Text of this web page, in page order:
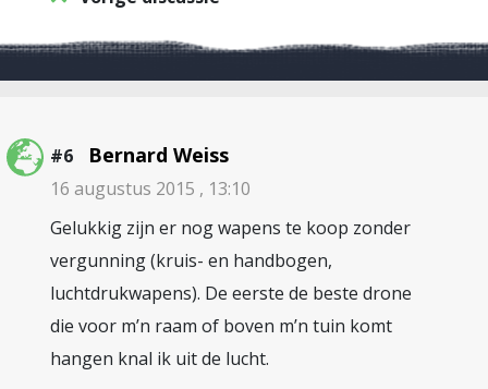
#6 Bernard Weiss
16 augustus 2015 , 13:10
Gelukkig zijn er nog wapens te koop zonder
vergunning (kruis- en handbogen,
luchtdrukwapens). De eerste de beste drone
die voor m’n raam of boven m’n tuin komt
hangen knal ik uit de lucht.